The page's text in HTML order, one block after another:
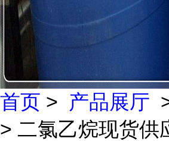
首页 > 产品展厅
> 二氯乙烷现货供